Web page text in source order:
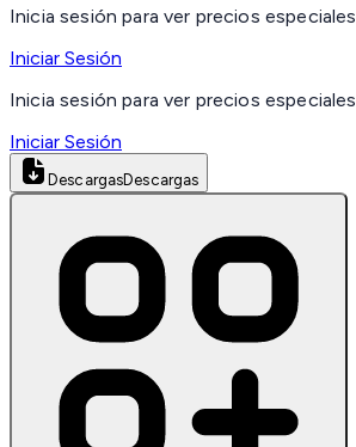
Inicia sesión para ver precios especiales
Iniciar Sesión
Inicia sesión para ver precios especiales
Iniciar Sesión
DescargasDescargas